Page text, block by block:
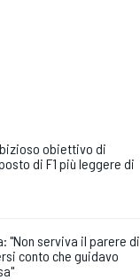
obiettivo di
di F1 più leggere di
"Non serviva il parere di
conto che guidavo